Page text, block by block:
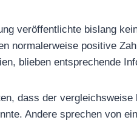
veröffentlichte bislang
normalerweise positive
blieben entsprechende
dass der
Andere sprechen von